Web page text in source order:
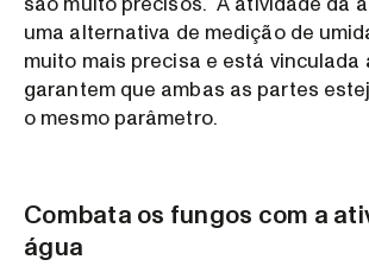
uma alternativa de medição de
muito mais precisa e está vinculada
garantem que ambas as partes
o mesmo parâmetro.
Combata os fungos com a
água